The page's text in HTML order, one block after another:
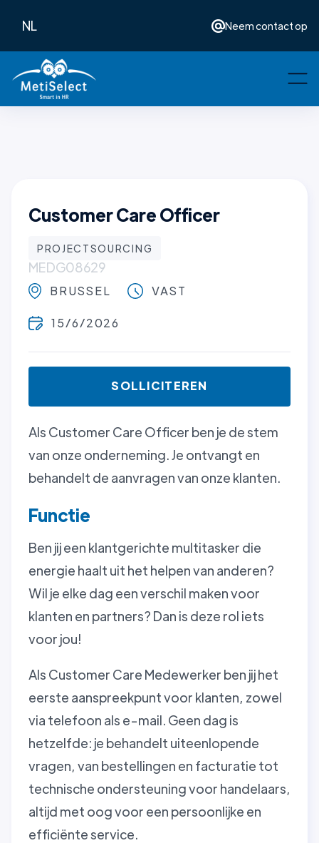
NL Neem contact op
Customer Care Officer
PROJECTSOURCING
MEDG08629
BRUSSEL VAST
15/6/2026
SOLLICITEREN
Als Customer Care Officer ben je de stem
van onze onderneming. Je ontvangt en
behandelt de aanvragen van onze klanten.
Functie
Ben jij een klantgerichte multitasker die
energie haalt uit het helpen van anderen?
Wil je elke dag een verschil maken voor
klanten en partners? Dan is deze rol iets
voor jou!
Als Customer Care Medewerker ben jij het
eerste aanspreekpunt voor klanten, zowel
via telefoon als e-mail. Geen dag is
hetzelfde: je behandelt uiteenlopende
vragen, van bestellingen en facturatie tot
technische ondersteuning voor handelaars,
altijd met oog voor een persoonlijke en
efficiënte service.